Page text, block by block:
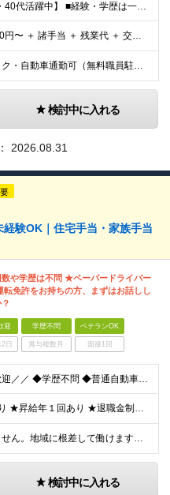
【20代・30代・40代活躍中】 ■経験・学歴は一切不問 ■普通自動車免許※AT限定の方も応募OK！ 前職がタクシー、トラックなどの ドライバー経験者はもちろん、 全くの異業種からスタートした先輩も
■月給21万1,000円〜 ＋ 諸手当 ＋ 残業代 ＋ 交通費 ※上記はあくまでスタート時の基本給です ※残業代は別途全額支給します ※試用期間6ヶ月あり（期間中の待遇変更なし） 【資格取得後（入社
【自転車・バイク・自動車通勤可（無料職員駐車場あり）】 ◎桜や新緑の美しい自然豊かな環境 ◆神奈川県相模原市緑区日連1608 (変更の範囲)上記を除く当社関連勤務地
検討中に入れる
2026.08.31
験OK｜住宅手当・家族手当
や学歴は不問 ★ペーパードライバー
転免許をお持ちの方、まずはお話しし
迎 学歴不問 ベテランOK
日 賞与複数月 面接1回
＼＼未経験大歓迎／／ ◆学歴不問 ◆普通自動車運転免許（AT限定可） ※AT限定の場合は、入社前に限定解除をしていただきます！ ※ペーパードライバーで入社し、活躍している社員もいます！
★賞与年2回あり ★昇給年１回あり ★退職金制度あり ◆月給230,000円～ ※教習指導員資格取得前は月給195,000円～ ※残業代は別途全額支給します ※試用期間3ヶ月あり（期間中の待遇等の
★転勤はありません。地域に根差して働けます。 ★マイカー・バイク通勤OK（無料駐車場を完備） 鷹ノ台ドライビングスクール／千葉県千葉市花見川区柏井4-2-1 ※(変更の範囲)上記を除く当社関連勤務
検討中に入れる